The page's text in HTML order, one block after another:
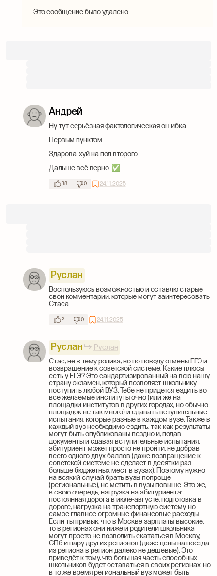
Это сообщение было удалено.
Андрей
Ну тут серьёзная фактологическая ошибка.
Первым пунктом:
Здарова, хуй на пол второго.
Дальше всё верно. ✅
38 0 24.11.2025
Руслан
Воспользуюсь возможностью и оставлю старые
свои комментарии, которые могут заинтересовать
Стаса.
2 0 24.11.2025
Руслан
Руслан
Стас, не в тему ролика, но по поводу отмены ЕГЭ и
возвращение к советской системе. Какие плюсы
есть у ЕГЭ? Это сандартизированный на всю нашу
страну экзамен, который позволяет школьнику
поступить любой ВУЗ. Тебе не придётся ездить во
все желаемые институты очно (или же на
площадки институтов в других городах, но обычно
площадок не так много) и сдавать вступительные
испытания, которые разные в каждом вузе. Также в
каждый вуз необходимо ездить, так как результаты
могут быть опубликованы поздно и, подав
документы и сдавая вступительные испытания,
абитуриент может просто не пройти, не добрав
всего одного-двух баллов (даже возвращение к
советской системе не сделает в десятки раз
больше бюджетных мест в вузах). Поэтому нужно
на всякий случай брать вузы попроще
(региональные), но метить в вузы повыше. Это же,
в свою очередь, нагрузка на абитуриента:
постоянная дорога в июле-августе, подготовка в
дороге, нагрузка на транспортную систему, но
самое главное огромные финансовые расходы.
Если ты привык, что в Москве зарплаты высокие,
то в регионах они ниже и родители школьника
могут просто не позволить скататься в Москву,
СПб и пару других регионов (даже цены на поезда
из региона в регион далеко не дешёвые). Это
приведёт к тому, что большая часть способных
школьников будет оставаться в своих регионах, но
в то же время региональный вуз может быть